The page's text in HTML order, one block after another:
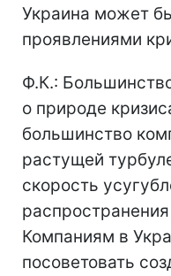
Украина может
проявлениями
Ф.К.:
о природе
большинство
растущей
скорость
Компаниям в
посоветовать